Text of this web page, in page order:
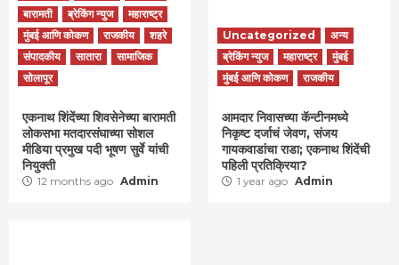
बारामती
ब्रेकिंग न्युज
महाराष्ट्र
मुंबई आणि कोकण
राजकीय
शहरे
संपादकीय
सातारा
सामाजिक
सोलापूर
एकनाथ शिंदेंच्या शिवसेनेच्या बारामती
लोकसभा मतदारसंघाच्या सोशल
मीडिया प्रमुख पदी भूषण सुर्वे यांची
नियुक्ती
12 months ago Admin
Uncategorized
अन्य
ब्रेकिंग न्युज
महाराष्ट्र
मुंबई
मुंबई आणि कोकण
राजकीय
आमदार निवासच्या कॅन्टीनमध्ये
निकृष्ट दर्जाचं जेवण, संजय
गायकवाडांचा राडा; एकनाथ शिंदेंची
पहिली प्रतिक्रिया?
1 year ago Admin